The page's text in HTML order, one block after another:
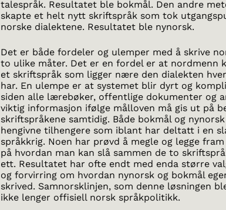
talespråk. Resultatet ble bokmål. Den andre
skapte et helt nytt skriftspråk som tok
norske dialektene. Resultatet ble nynorsk.
Det er både fordeler og ulemper med å skrive
to ulike måter. Det er en fordel er at nordmenn
et skriftspråk som ligger nære den dialekten
har. En ulempe er at systemet blir dyrt og
siden alle lærebøker, offentlige dokumenter og
viktig informasjon ifølge målloven må gis ut på
skriftspråkene samtidig. Både bokmål og
hengivne tilhengere som iblant har deltatt i en
språkkrig. Noen har prøvd å megle og legge
på hvordan man kan slå sammen de to
ett. Resultatet har ofte endt med enda større
og forvirring om hvordan nynorsk og bokmål
skrived. Samnorsklinjen, som denne løsningen
ikke lenger offisiell norsk språkpolitikk.